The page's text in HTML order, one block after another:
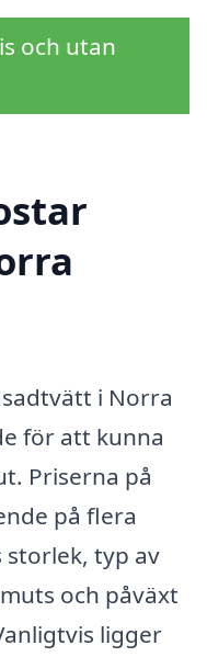
och utan
i Norra
för att kunna
Priserna på
på flera
storlek, typ av
och påväxt
ligger